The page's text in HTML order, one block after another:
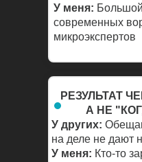
У меня:
современных
микроэкспертов
РЕЗУЛЬТАТ
А НЕ
У других:
на деле не дают
У меня: Кто-то